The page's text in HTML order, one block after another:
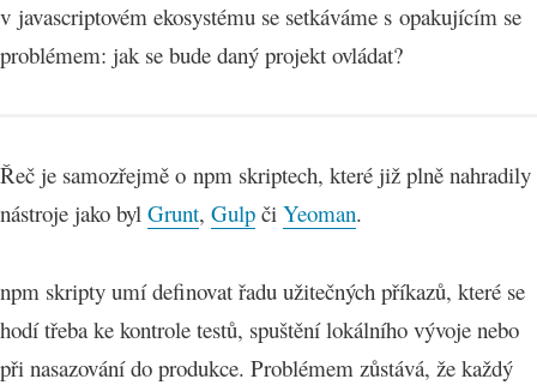
v javascriptovém ekosystému se setkáváme s opakujícím se
problémem: jak se bude daný projekt ovládat?
Řeč je samozřejmě o npm skriptech, které již plně nahradily
nástroje jako byl Grunt, Gulp či Yeoman.
npm skripty umí definovat řadu užitečných příkazů, které se
hodí třeba ke kontrole testů, spuštění lokálního vývoje nebo
při nasazování do produkce. Problémem zůstává, že každý